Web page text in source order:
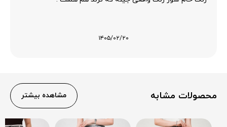
۱۴۰۵/۰۲/۲۰
محصولات مشابه مشاهده بیشتر